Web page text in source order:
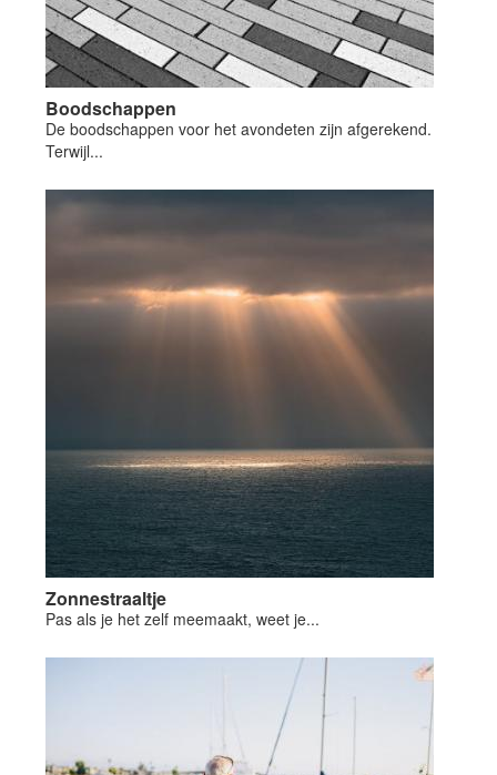
Boodschappen
De boodschappen voor het avondeten zijn afgerekend.
Terwijl...
Zonnestraaltje
Pas als je het zelf meemaakt, weet je...